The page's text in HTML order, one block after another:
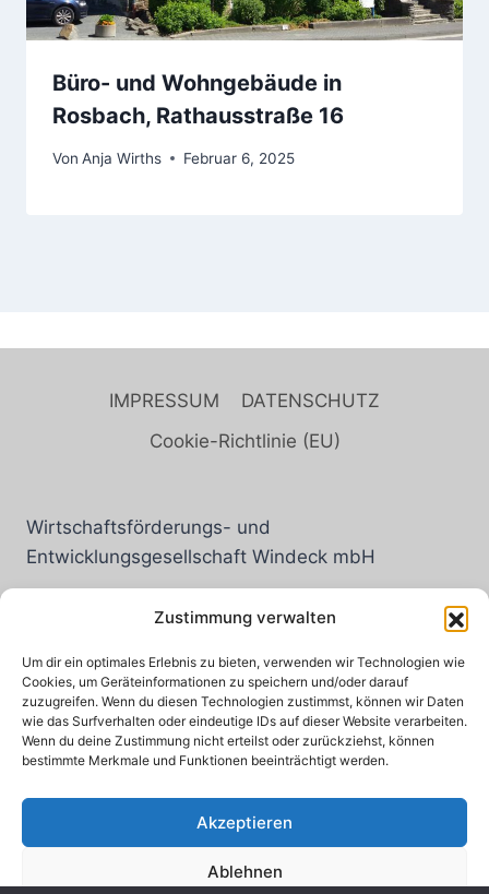
Zustimmung verwalten
Um dir ein optimales Erlebnis zu bieten, verwenden wir Technologien wie
Cookies, um Geräteinformationen zu speichern und/oder darauf
zuzugreifen. Wenn du diesen Technologien zustimmst, können wir Daten
wie das Surfverhalten oder eindeutige IDs auf dieser Website verarbeiten.
Wenn du deine Zustimmung nicht erteilst oder zurückziehst, können
bestimmte Merkmale und Funktionen beeinträchtigt werden.
Akzeptieren
Ablehnen
Büro- und Wohngebäude in
Rosbach, Rathausstraße 16
Von Anja Wirths Februar 6, 2025
IMPRESSUM
DATENSCHUTZ
Cookie-Richtlinie (EU)
Wirtschaftsförderungs- und
Entwicklungsgesellschaft Windeck mbH
Rathausstraße 12
Tel.: 02292 6010
Mail:info@wifoe-windeck.de